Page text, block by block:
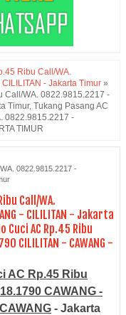
Ribu Call/WA.
- Jakarta Timur »
Call/WA. 0822.9815.2217 -
Timur, Tukang Pasang AC
0822.9815.2217 -
TIMUR
0822.9815.2217 -
Call/WA.
- CILILITAN - Jakarta
Cuci AC Rp.45 Ribu
CILILITAN - CAWANG -
AC Rp.45 Ribu
CAWANG -
- Jakarta